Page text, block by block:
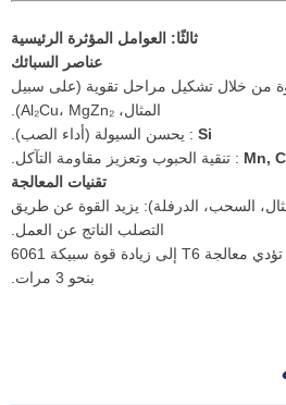
ثالثًا: العوامل المؤثرة الرئيسية
عناصر السبائك
من خلال تشكيل مراحل تقوية (على سبيل
المثال، Al₂Cu، MgZn₂).
Si : يحسن السيولة (أداء الصب).
Mn, : تنقية الحبوب وتعزيز مقاومة التآكل.
تقنيات المعالجة
السحب، الدرفلة): يزيد القوة عن طريق
التصلب الناتج عن العمل.
: يمكن أن تؤدي معالجة T6 إلى زيادة قوة سبيكة 6061
بنحو 3 مرات.